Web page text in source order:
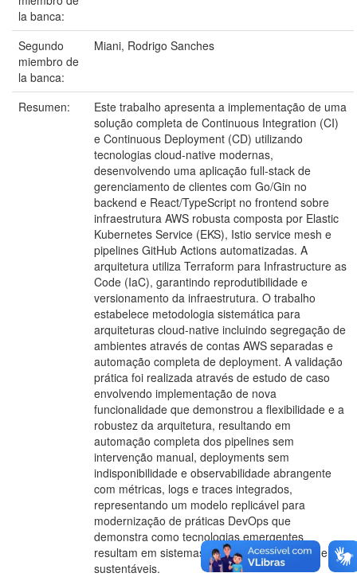
la banca:
Segundo
miembro de
la banca:
Miani, Rodrigo Sanches
Resumen:
Este trabalho apresenta a implementação de uma
solução completa de Continuous Integration (CI)
e Continuous Deployment (CD) utilizando
tecnologias cloud-native modernas,
desenvolvendo uma aplicação full-stack de
gerenciamento de clientes com Go/Gin no
backend e React/TypeScript no frontend sobre
infraestrutura AWS robusta composta por Elastic
Kubernetes Service (EKS), Istio service mesh e
pipelines GitHub Actions automatizadas. A
arquitetura utiliza Terraform para Infrastructure as
Code (IaC), garantindo reprodutibilidade e
versionamento da infraestrutura. O trabalho
estabelece metodologia sistemática para
arquiteturas cloud-native incluindo segregação de
ambientes através de contas AWS separadas e
automação completa de deployment. A validação
prática foi realizada através de estudo de caso
envolvendo implementação de nova
funcionalidade que demonstrou a flexibilidade e a
robustez da arquitetura, resultando em
automação completa dos pipelines sem
intervenção manual, deployments sem
indisponibilidade e observabilidade abrangente
com métricas, logs e traces integrados,
representando um modelo replicável para
modernização de práticas DevOps que
demonstra como tecnologias emergentes
resultam em sistemas resilientes, escaláveis e
sustentáveis.